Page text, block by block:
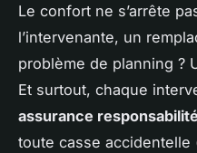
Le confort ne s’arrête
l’intervenante, un
problème de planning ?
Et surtout, chaque
assurance
toute casse